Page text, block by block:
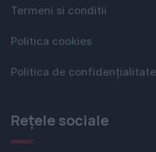
Termeni si conditii
Politica cookies
Politica de confidențialitate
Rețele sociale